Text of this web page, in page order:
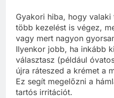
Gyakori hiba, hogy
több kezelést is végez,
vagy mert nagyon
Ilyenkor jobb, ha inkább
választasz (például
újra ráteszed a krémet a
Ez segít megelőzni a
tartós irritációt.